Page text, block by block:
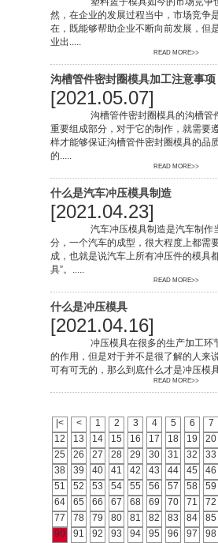
然，在企业的发展过程当中，市场竞争
在，既能够帮助企业不断向前发展，但
业出.....
READ MORE>>
沟槽管件密封圈模具加工注意事项
[2021.05.07]
沟槽管件密封圈模具的沟槽管件
重要组成部分，对于它的制作，就需要
样才能够保证沟槽管件密封圈模具的品
的.....
READ MORE>>
什么是汽车冲压模具制造
[2021.04.23]
汽车冲压模具制造是汽车制作当
分，一个汽车的成型，很大程度上都需
成，也就是说汽车上所有冲压件的模具
具”。.....
READ MORE>>
什么是冲压模具
[2021.04.16]
冲压模具在很多的生产加工环节
的作用，但是对于并不是很了解的人来
可有可无的，那么到底什么才是冲压模
READ MORE>>
|< < 1 2 3 4 5 6 7
12
13 14 15 16 17 18 19 20
25
26 27 28 29 30 31 32 33
38
39 40 41 42 43 44 45 46
51
52 53 54 55 56 57 58 59
64
65 66 67 68 69 70 71 72
77
78 79 80 81 82 83 84 85
90
91 92 93 94 95 96 97 98